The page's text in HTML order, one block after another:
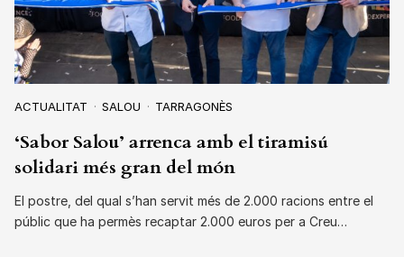
ACTUALITAT SALOU TARRAGONÈS
‘Sabor Salou’ arrenca amb el tiramisú
solidari més gran del món
El postre, del qual s’han servit més de 2.000 racions entre el
públic que ha permès recaptar 2.000 euros per a Creu…